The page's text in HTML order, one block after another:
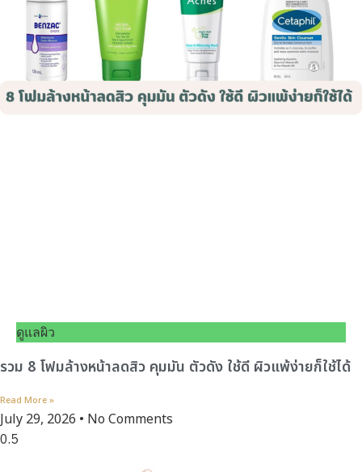
ดูแลผิว
รวม 8 โฟมล้างหน้าลดสิว คุมมัน ตัวดัง ใช้ดี ผิวแพ้ง่ายก็ใช้ได้
Read More »
July 29, 2026 No Comments